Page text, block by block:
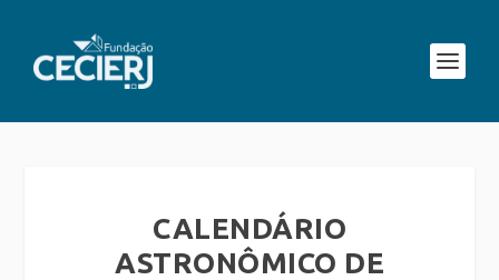
CALENDÁRIO
ASTRONÔMICO DE